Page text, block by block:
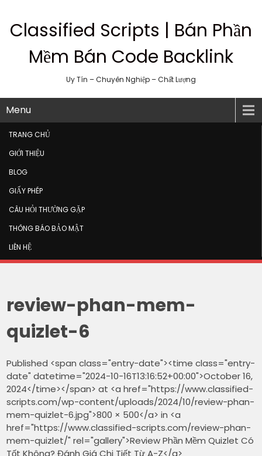
Classified Scripts | Bán Phần
Mềm Bán Code Backlink
Uy Tín – Chuyên Nghiệp – Chất Lượng
Menu
TRANG CHỦ
GIỚI THIỆU
BLOG
GIẤY PHÉP
CÂU HỎI THƯỜNG GẶP
THÔNG BÁO BẢO MẬT
LIÊN HỆ
review-phan-mem-
quizlet-6
Published <span class="entry-date"><time class="entry-
date" datetime="2024-10-16T13:16:52+00:00">October 16,
2024</time></span> at <a href="https://www.classified-
scripts.com/wp-content/uploads/2024/10/review-phan-
mem-quizlet-6.jpg">800 × 500</a> in <a
href="https://www.classified-scripts.com/review-phan-
mem-quizlet/" rel="gallery">Review Phần Mềm Quizlet Có
Tốt Không? Đánh Giá Chi Tiết Từ A-Z</a>